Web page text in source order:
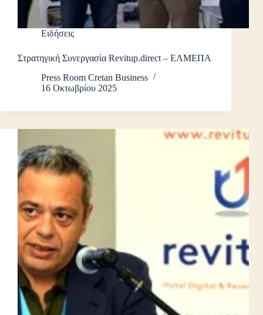
Ειδήσεις
Στρατηγική Συνεργασία Revitup.direct – ΕΛΜΕΠΑ
Press Room Cretan Business
16 Οκτωβρίου 2025